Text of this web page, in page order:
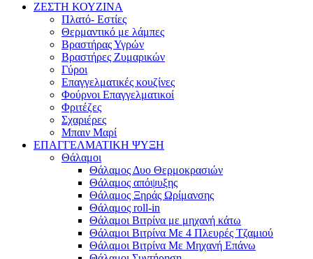
ΖΕΣΤΗ ΚΟΥΖΙΝΑ
Πλατό- Εστίες
Θερμαντικό με λάμπες
Βραστήρας Υγρών
Βραστήρες Ζυμαρικών
Γύροι
Επαγγελματικές κουζίνες
Φούρνοι Επαγγελματικοί
Φριτέζες
Σχαριέρες
Μπαιν Μαρί
ΕΠΑΓΓΕΛΜΑΤΙΚΗ ΨΥΞΗ
Θάλαμοι
Θάλαμος Δυο Θερμοκρασιών
Θάλαμος απόψυξης
Θάλαμος Ξηράς Ωρίμανσης
Θάλαμος roll-in
Θάλαμοι Βιτρίνα με μηχανή κάτω
Θάλαμοι Βιτρίνα Με 4 Πλευρές Τζαμιού
Θάλαμοι Βιτρίνα Με Μηχανή Επάνω